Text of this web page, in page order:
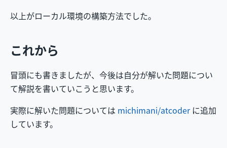
以上がローカル環境の構築方法でした。
これから
冒頭にも書きましたが、今後は自分が解いた問題につい
て解説を書いていこうと思います。
実際に解いた問題については michimani/atcoderに追加
しています。